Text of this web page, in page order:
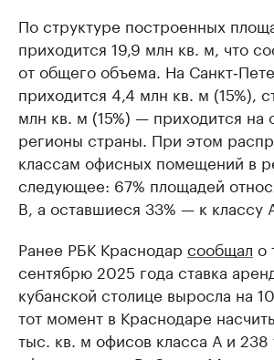
По структуре построенных
приходится 19,9 млн кв. м, что
от общего объема. На
приходится 4,4 млн кв. м (15%),
млн кв. м (15%) — приходится на
регионы страны. При этом
классам офисных помещений в
следующее: 67% площадей
B, а оставшиеся 33% — к классу
Ранее РБК Краснодар сообщал о
сентябрю 2025 года ставка
кубанской столице выросла на
тот момент в Краснодаре
тыс. кв. м офисов класса А и 238